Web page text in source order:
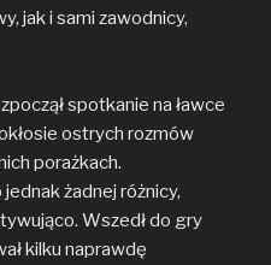
jak i sami zawodnicy,
spotkanie na ławce
ostrych rozmów
porażkach.
żadnej różnicy,
Wszedł do gry
kilku naprawdę